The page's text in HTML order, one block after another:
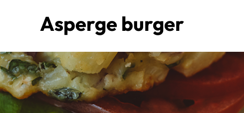
Asperge burger